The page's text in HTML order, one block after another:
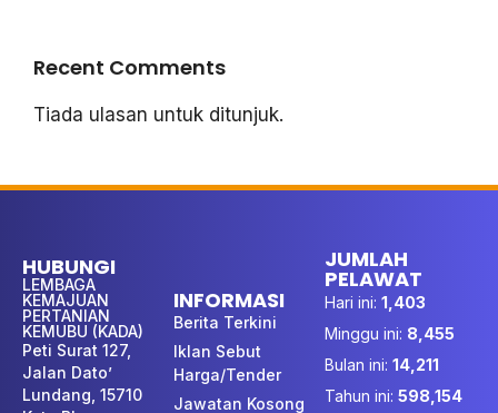
Recent Comments
Tiada ulasan untuk ditunjuk.
HUBUNGI
LEMBAGA
KEMAJUAN
PERTANIAN
KEMUBU (KADA)
Peti Surat 127,
Jalan Dato’
Lundang, 15710
INFORMASI
Berita Terkini
Iklan Sebut
Harga/Tender
Jawatan Kosong
JUMLAH
PELAWAT
Hari ini: 1,403
Minggu ini: 8,455
Bulan ini: 14,211
Tahun ini: 598,154